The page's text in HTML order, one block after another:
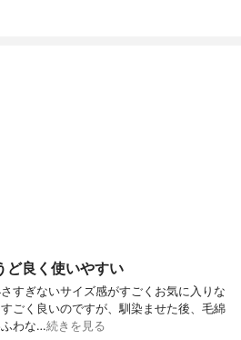
ど良く使いやすい
すぎないサイズ感がすごくお気に入りな
ごく良いのですが、馴染ませた後、毛綿
ふわな…続きを見る